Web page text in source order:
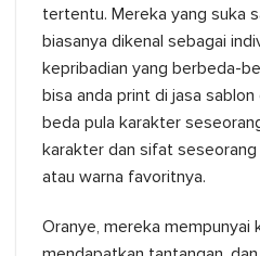
tertentu. Mereka yang suka
biasanya dikenal sebagai
kepribadian yang berbeda-
bisa anda print di jasa
beda pula karakter
karakter dan sifat seseorang
atau warna favoritnya.
Oranye, mereka mempunyai